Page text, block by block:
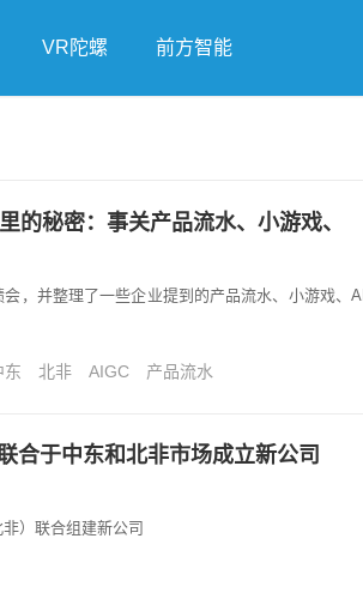
VR陀螺 前方智能
的秘密：事关产品流水、小游戏、
，并整理了一些企业提到的产品流水、小游戏、AI
东 北非 AIGC 产品流水
合于中东和北非市场成立新公司
）联合组建新公司